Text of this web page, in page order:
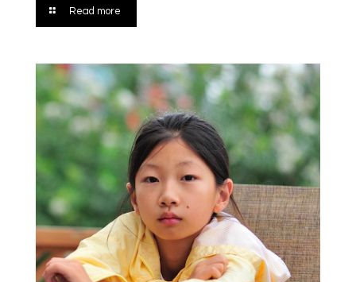
Read more